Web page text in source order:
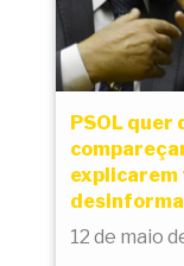
PSOL quer
12 de maio